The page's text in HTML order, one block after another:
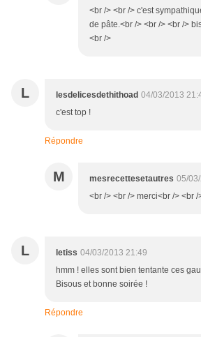
<br /> <br /> c'est
de pâte.<br /> <br /> <br />
<br />
L lesdelicesdethithoad 04/03/2013
c'est top !
Répondre
M mesrecettesetautres 05/
<br /> <br /> merci<br /> <br /
L letiss 04/03/2013 21:49
hmm ! elles sont bien tentante ces
Bisous et bonne soirée !
Répondre